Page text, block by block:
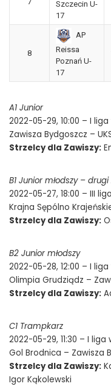
Szczecin U-
17
8
AP
Reissa
Poznań U-
17
A1 Junior
2022-05-29, 10:00 – I
Zawisza Bydgoszcz –
Strzelcy dla Zawiszy:
B1 Junior młodszy – drugi
2022-05-27, 18:00 – III
Krajna Sępólno
Strzelcy dla Zawiszy:
B2 Junior młodszy
2022-05-28, 12:00 – I
Olimpia Grudziądz –
Strzelcy dla Zawiszy:
C1 Trampkarz
2022-05-29, 11:30 – I
Gol Brodnica – Zawisza
Strzelcy dla Zawiszy:
Igor Kąkolewski